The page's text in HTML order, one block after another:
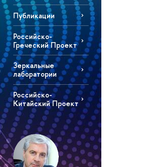
Публикации
Российско-
Греческий Проект
Зеркальные
лаборатории
Российско-
Китайский Проект